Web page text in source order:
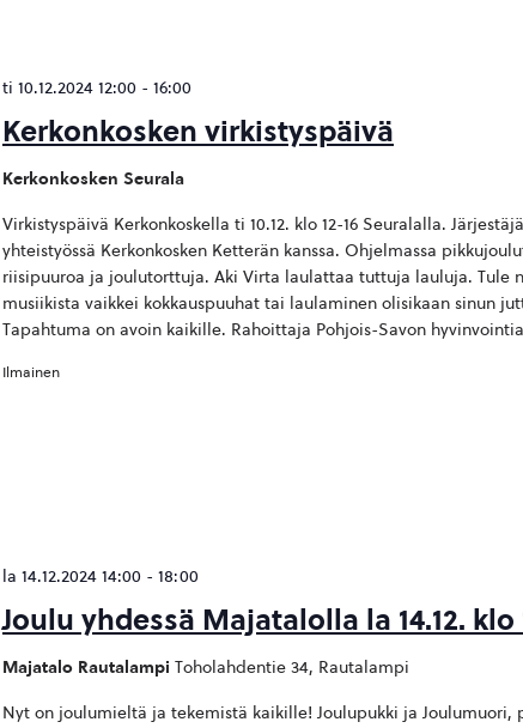
Kerkonkosken virkistyspäivä
ti 10.12.2024 12:00- 16:00
Kerkonkosken Seurala
Virkistyspäivä Kerkonkoskella ti 10.12. klo 12-16 Seuralalla.
yhteistyössä Kerkonkosken Ketterän kanssa. Ohjelmassa
riisipuuroa ja joulutorttuja. Aki Virta laulattaa tuttuja lauluja. Tule
musiikista vaikkei kokkauspuuhat tai laulaminen olisikaan sinun
Tapahtuma on avoin kaikille. Rahoittaja Pohjois-Savon
Ilmainen
Joulu yhdessä Majatalolla la 14.12. klo
la 14.12.2024 14:00- 18:00
Majatalo Rautalampi Toholahdentie 34, Rautalampi
Nyt on joulumieltä ja tekemistä kaikille! Joulupukki ja Joulumuori,